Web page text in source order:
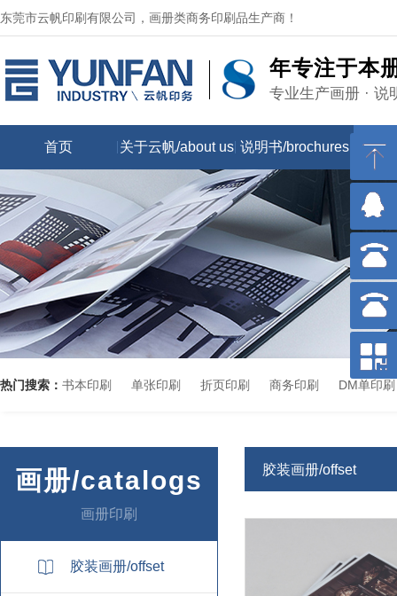
东莞市云帆印刷有限公司，画册类商务印刷品生产商！
年专注于本
专业生产画册 ·
首页 关于云帆/about us 说明书/brochures 画
热门搜索： 书本印刷 单张印刷 折页印刷 商务印刷 DM单印刷
画册/catalogs
画册印刷
胶装画册/offset
胶装画册/offset